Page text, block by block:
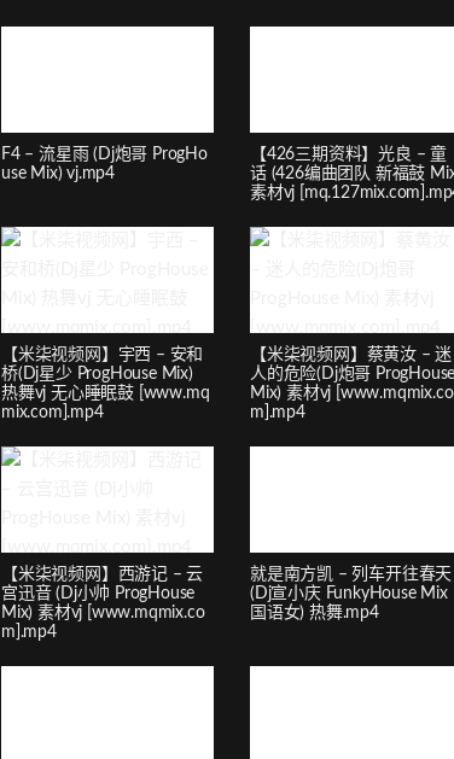
F4 – 流星雨 (Dj炮哥 ProgHo
use Mix) vj.mp4
【426三期资料】光良 – 童
话 (426编曲团队 新福鼓
素材vj
【米柒视频网】宇西 – 安和
桥(Dj星少 ProgHouse Mix)
热舞vj 无心睡眠鼓 [www.mq
mix.com].mp4
【米柒视频网】蔡黄汝 – 迷
人的危险(Dj炮哥 ProgHouse
Mix) 素材vj [www.mqmix.co
m].mp4
【米柒视频网】西游记 – 云
宫迅音 (Dj小帅 ProgHouse
Mix) 素材vj [www.mqmix.co
m].mp4
就是南方凯 – 列车开往春天
(Dj宣小庆 FunkyHouse Mix
国语女) 热舞.mp4